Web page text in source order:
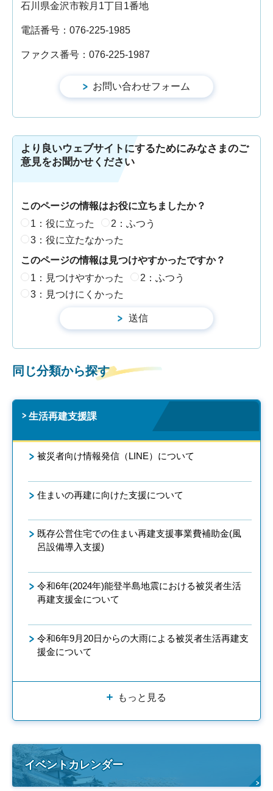
石川県金沢市鞍月1丁目1番地
電話番号：076-225-1985
ファクス番号：076-225-1987
より良いウェブサイトにするためにみなさまのご
意見をお聞かせください
このページの情報はお役に立ちましたか？
1：役に立った
2：ふつう
3：役に立たなかった
このページの情報は見つけやすかったですか？
1：見つけやすかった
2：ふつう
3：見つけにくかった
同じ分類から探す
生活再建支援課
被災者向け情報発信（LINE）について
住まいの再建に向けた支援について
既存公営住宅での住まい再建支援事業費補助金(風
呂設備導入支援)
令和6年(2024年)能登半島地震における被災者生活
再建支援金について
令和6年9月20日からの大雨による被災者生活再建支
援金について
もっと見る
イベントカレンダー